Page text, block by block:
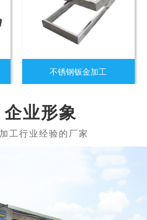
不锈钢钣金加工
企业形象